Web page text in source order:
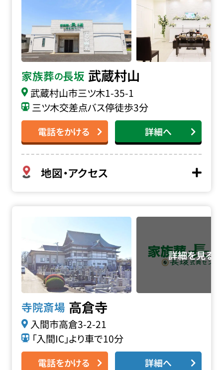
家族葬の長坂 武蔵村山
武蔵村山市三ツ木1-35-1
三ツ木交差点バス停徒歩3分
電話をかける 詳細へ
地図・アクセス
寺院斎場 高倉寺
入間市高倉3-2-21
「入間IC」より車で10分
電話をかける 詳細へ
高倉寺の詳細へ